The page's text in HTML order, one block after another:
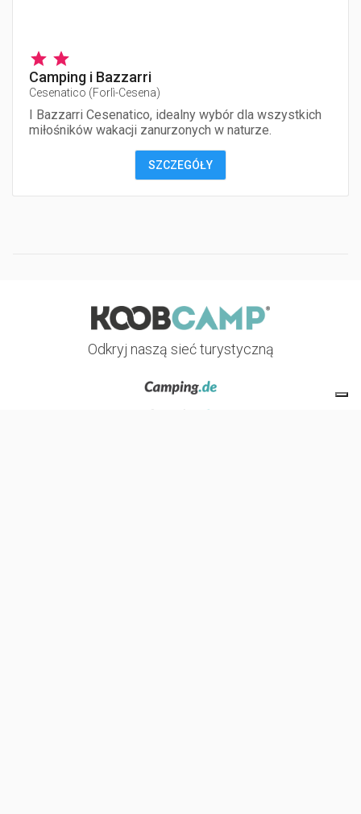
Camping i Bazzarri
Cesenatico (Forlì-Cesena)
I Bazzarri Cesenatico, idealny wybór dla wszystkich
miłośników wakacji zanurzonych w naturze.
SZCZEGÓŁY
Odkryj naszą sieć turystyczną